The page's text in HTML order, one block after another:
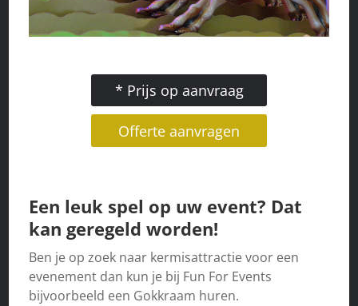
* Prijs op aanvraag
Offerte aanvragen
Een leuk spel op uw event? Dat
kan geregeld worden!
Ben je op zoek naar kermisattractie voor een
evenement dan kun je bij Fun For Events
bijvoorbeeld een Gokkraam huren.